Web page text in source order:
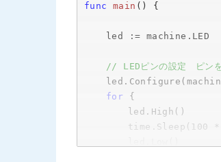
func main () {
// LEDピンの設定　ピン
for {
		time.Sleep(
100